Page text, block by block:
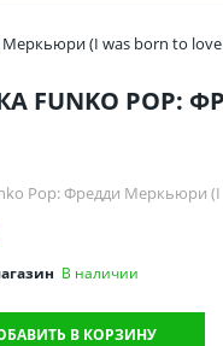
(I was born to love
FUNKO POP:
Pop: Фредди Меркьюри (I
В наличии
В КОРЗИНУ